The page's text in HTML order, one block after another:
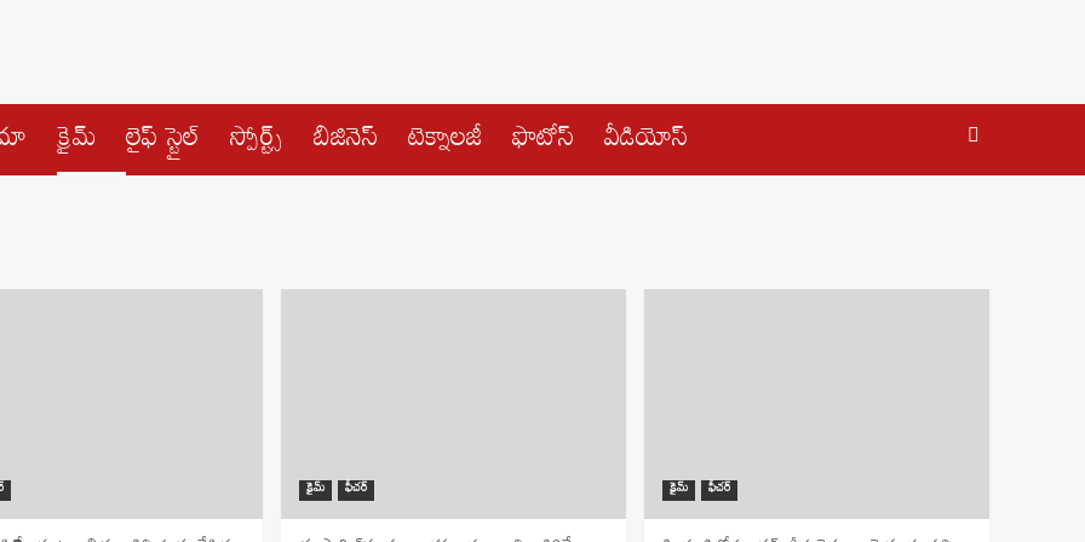
క్రైమ్ లైఫ్ స్టైల్ స్పోర్ట్స్ బిజినెస్ టెక్నాలజీ ఫొటోస్ వీడియోస్
క్రైమ్ ఫీచర్ క్రైమ్ ఫీచర్